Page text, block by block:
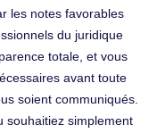
les notes favorables
du juridique
totale, et vous
avant toute
soient communiqués.
souhaitiez simplement